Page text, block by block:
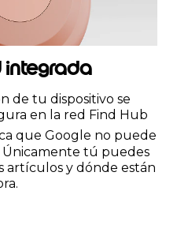
integrada
de tu dispositivo se
en la red Find Hub
que Google no puede
Únicamente tú puedes
artículos y dónde están